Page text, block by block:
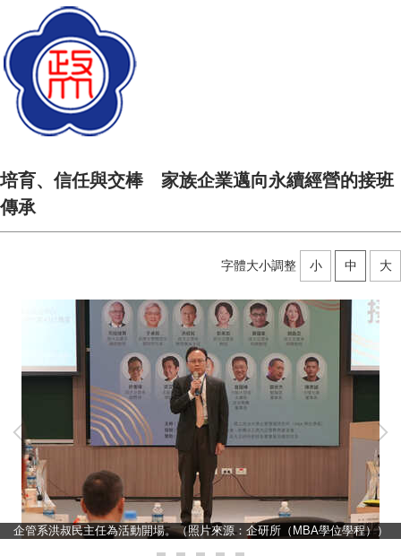
培育、信任與交棒 家族企業邁向永續經營的接班
傳承
字體大小調整 小 中 大
企管系洪叔民主任為活動開場。（照片來源：企研所（MBA學位學程））